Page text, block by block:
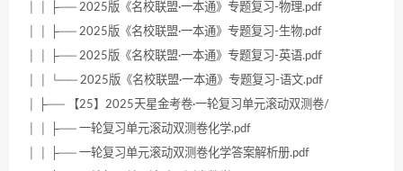
│ │ ├── 2025版《名校联盟·一本通》专题复习-物理.pdf
│ │ ├── 2025版《名校联盟·一本通》专题复习-生物.pdf
│ │ ├── 2025版《名校联盟·一本通》专题复习-英语.pdf
│ │ └── 2025版《名校联盟·一本通》专题复习-语文.pdf
│ ├── 【25】2025天星金考卷·一轮复习单元滚动双测卷/
│ │ ├── 一轮复习单元滚动双测卷化学.pdf
│ │ ├── 一轮复习单元滚动双测卷化学答案解析册.pdf